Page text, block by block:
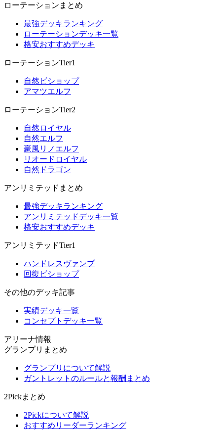
ローテーションまとめ
最強デッキランキング
ローテーションデッキ一覧
格安おすすめデッキ
ローテーションTier1
自然ビショップ
アマツエルフ
ローテーションTier2
自然ロイヤル
自然エルフ
豪風リノエルフ
リオードロイヤル
自然ドラゴン
アンリミテッドまとめ
最強デッキランキング
アンリミテッドデッキ一覧
格安おすすめデッキ
アンリミテッドTier1
ハンドレスヴァンプ
回復ビショップ
その他のデッキ記事
実績デッキ一覧
コンセプトデッキ一覧
アリーナ情報
グランプリまとめ
グランプリについて解説
ガントレットのルールと報酬まとめ
2Pickまとめ
2Pickについて解説
おすすめリーダーランキング